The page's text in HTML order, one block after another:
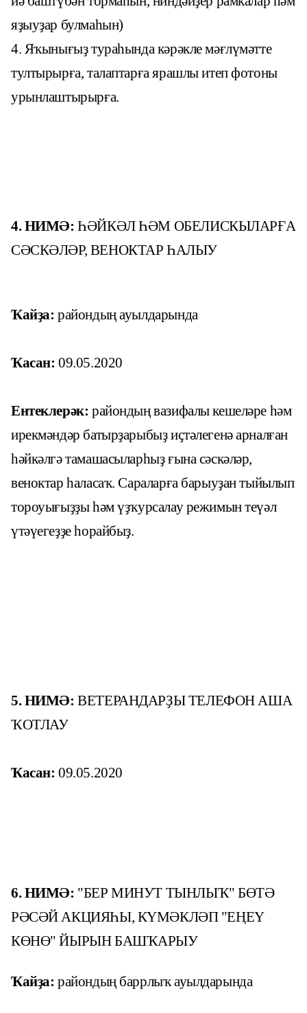
яҙыуҙар булмаһын)
4. Яҡынығыҙ тураһында кәрәкле мәғлүмәтте
тултырырға, талаптарға ярашлы итеп фотоны
урынлаштырырға.
4.НИМӘ: ҺӘЙКӘЛ ҺӘМ ОБЕЛИСКЫЛАРҒА
СӘСКӘЛӘР, ВЕНОКТАР ҺАЛЫУ
Ҡайҙа: райондың ауылдарында
Ҡасан: 09.05.2020
Ентеклерәк: райондың вазифалы кешеләре һәм
ирекмәндәр батырҙарыбыҙ иҫтәлегенә арналған
һәйкәлгә тамашасыларһыҙ ғына сәскәләр,
веноктар һаласаҡ. Сараларға барыуҙан тыйылып
тороуығыҙҙы һәм үҙҡурсалау режимын теүәл
үтәүегеҙҙе һорайбыҙ.
5. НИМӘ:ВЕТЕРАНДАРҘЫ ТЕЛЕФОН АША
ҠОТЛАУ
Ҡасан: 09.05.2020
6.НИМӘ: "БЕР МИНУТ ТЫНЛЫҠ" БӨТӘ
РӘСӘЙ АКЦИЯҺЫ, КҮМӘКЛӘП "ЕҢЕҮ
КӨНӨ" ЙЫРЫН БАШҠАРЫУ
Ҡайҙа: райондың баррлыҡ ауылдарында